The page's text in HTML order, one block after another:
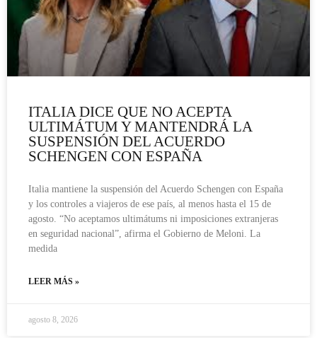
ITALIA DICE QUE NO ACEPTA
ULTIMÁTUM Y MANTENDRÁ LA
SUSPENSIÓN DEL ACUERDO
SCHENGEN CON ESPAÑA
Italia mantiene la suspensión del Acuerdo Schengen con España
y los controles a viajeros de ese país, al menos hasta el 15 de
agosto. “No aceptamos ultimátums ni imposiciones extranjeras
en seguridad nacional”, afirma el Gobierno de Meloni. La
medida
LEER MÁS »
agosto 8, 2026